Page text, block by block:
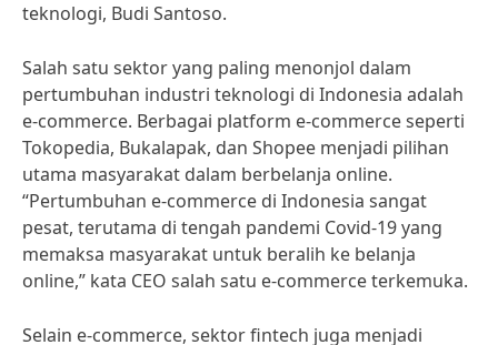
teknologi, Budi Santoso.
Salah satu sektor yang paling menonjol dalam
pertumbuhan industri teknologi di Indonesia adalah
e-commerce. Berbagai platform e-commerce seperti
Tokopedia, Bukalapak, dan Shopee menjadi pilihan
utama masyarakat dalam berbelanja online.
“Pertumbuhan e-commerce di Indonesia sangat
pesat, terutama di tengah pandemi Covid-19 yang
memaksa masyarakat untuk beralih ke belanja
online,” kata CEO salah satu e-commerce terkemuka.
Selain e-commerce, sektor fintech juga menjadi